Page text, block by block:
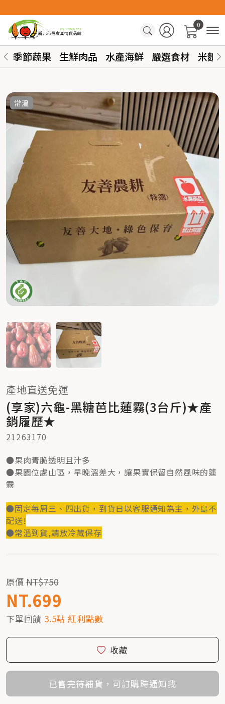
0
季節蔬果 生鮮肉品 水產海鮮 嚴選食材 米麵
常溫
產地直送免運
(享家)六龜-黑糖芭比蓮霧(3台斤)★產
銷履歷★
21263170
●果肉青脆透明且汁多
●果園位處山區，早晚溫差大，讓果實保留自然風味的蓮
霧
●固定每周三、四出貨，到貨日以客服通知為主，外島不
配送!
●常溫到貨,請放冷藏保存
原價NT$750
NT.699
下單回饋 3.5點 紅利點數
收藏
已售完待補貨，可訂購時通知我